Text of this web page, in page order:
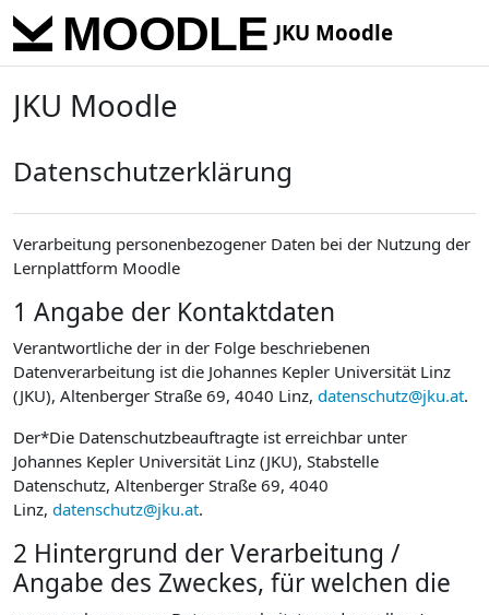
Skip to main content
JKU Moodle
JKU Moodle
Datenschutzerklärung
Verarbeitung personenbezogener Daten bei der Nutzung der
Lernplattform Moodle
1 Angabe der Kontaktdaten
Verantwortliche der in der Folge beschriebenen
Datenverarbeitung ist die Johannes Kepler Universität Linz
(JKU), Altenberger Straße 69, 4040 Linz, datenschutz@jku.at.
Der*Die Datenschutzbeauftragte ist erreichbar unter
Johannes Kepler Universität Linz (JKU), Stabstelle
Datenschutz, Altenberger Straße 69, 4040
Linz, datenschutz@jku.at.
2 Hintergrund der Verarbeitung /
Angabe des Zweckes, für welchen die